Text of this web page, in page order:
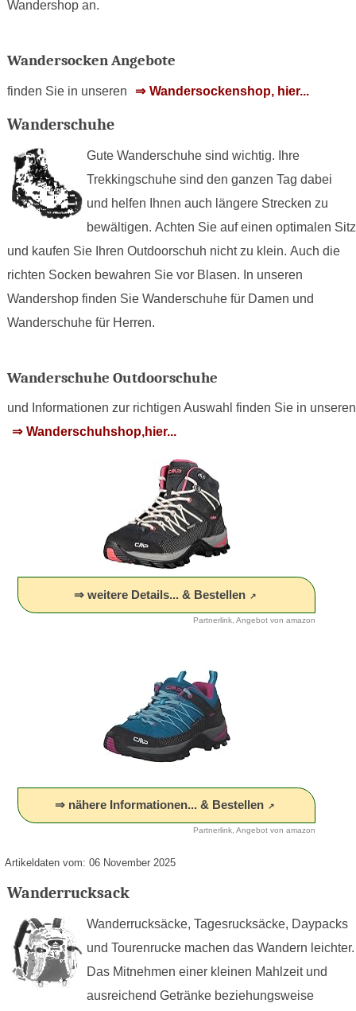
Wandershop an.
Wandersocken Angebote
finden Sie in unseren Wandersockenshop, hier...
Wanderschuhe
Gute Wanderschuhe sind wichtig. Ihre
Trekkingschuhe sind den ganzen Tag dabei
und helfen Ihnen auch längere Strecken zu
bewältigen. Achten Sie auf einen optimalen Sitz
und kaufen Sie Ihren Outdoorschuh nicht zu klein. Auch die
richten Socken bewahren Sie vor Blasen. In unseren
Wandershop finden Sie Wanderschuhe für Damen und
Wanderschuhe für Herren.
Wanderschuhe Outdoorschuhe
und Informationen zur richtigen Auswahl finden Sie in unseren
Wanderschuhshop,hier...
⇒ weitere Details... & Bestellen
Partnerlink, Angebot von amazon
⇒ nähere Informationen... & Bestellen
Partnerlink, Angebot von amazon
Artikeldaten vom: 06 November 2025
Wanderrucksack
Wanderrucksäcke, Tagesrucksäcke, Daypacks
und Tourenrucke machen das Wandern leichter.
Das Mitnehmen einer kleinen Mahlzeit und
ausreichend Getränke beziehungsweise